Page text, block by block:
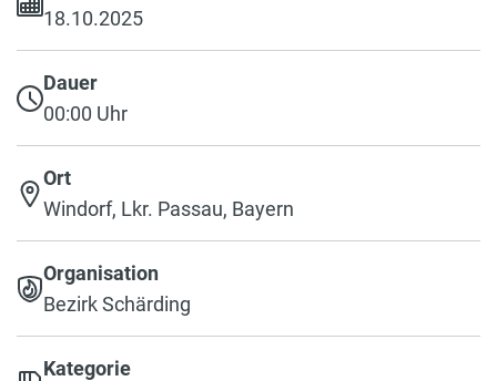
18.10.2025
Dauer
00:00 Uhr
Ort
Windorf, Lkr. Passau, Bayern
Organisation
Bezirk Schärding
Kategorie